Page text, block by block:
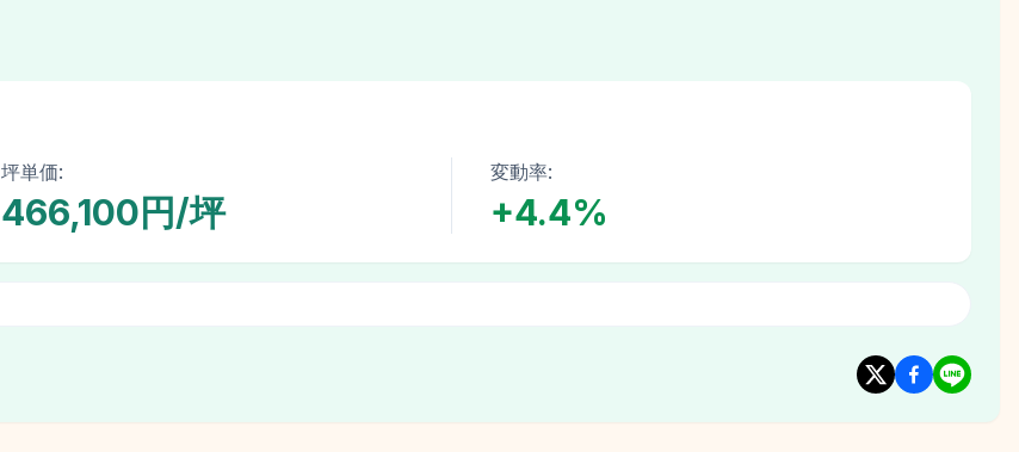
坪単価:
466,100円/坪
変動率:
+4.4%